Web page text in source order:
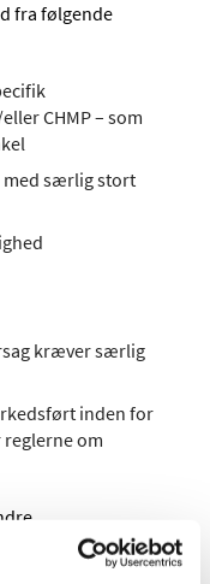
fra følgende
CHMP – som
med særlig stort
kræver særlig
inden for
om
relevant for alle,
i